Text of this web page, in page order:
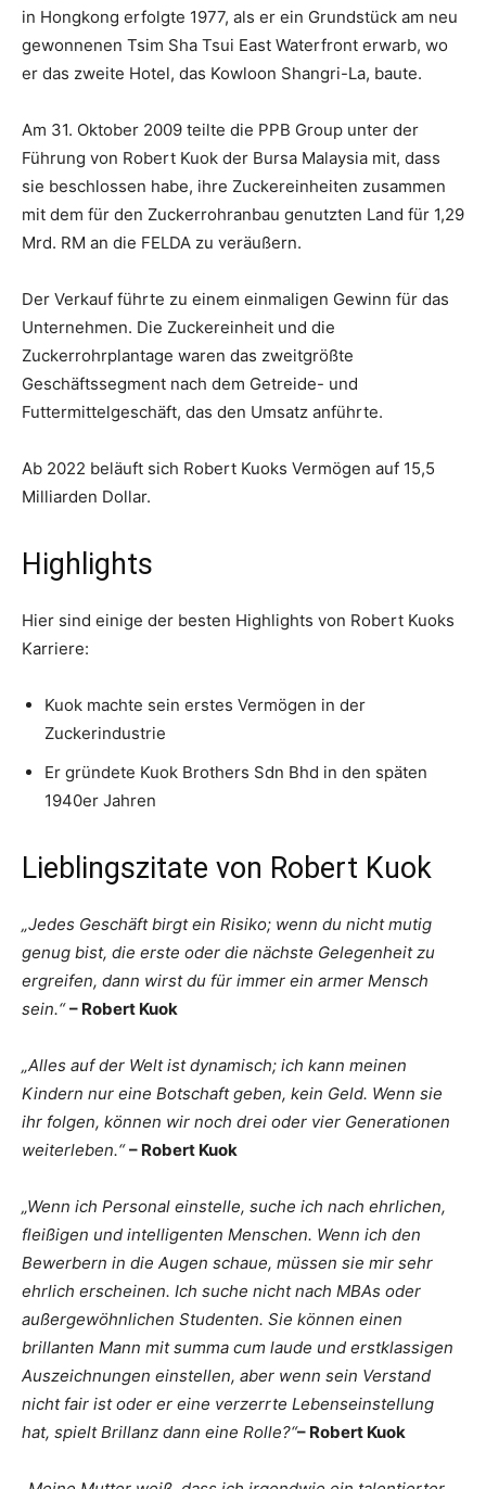
in Hongkong erfolgte 1977, als er ein Grundstück am neu
gewonnenen Tsim Sha Tsui East Waterfront erwarb, wo
er das zweite Hotel, das Kowloon Shangri-La, baute.
Am 31. Oktober 2009 teilte die PPB Group unter der
Führung von Robert Kuok der Bursa Malaysia mit, dass
sie beschlossen habe, ihre Zuckereinheiten zusammen
mit dem für den Zuckerrohranbau genutzten Land für 1,29
Mrd. RM an die FELDA zu veräußern.
Der Verkauf führte zu einem einmaligen Gewinn für das
Unternehmen. Die Zuckereinheit und die
Zuckerrohrplantage waren das zweitgrößte
Geschäftssegment nach dem Getreide- und
Futtermittelgeschäft, das den Umsatz anführte.
Ab 2022 beläuft sich Robert Kuoks Vermögen auf 15,5
Milliarden Dollar.
Highlights
Hier sind einige der besten Highlights von Robert Kuoks
Karriere:
Kuok machte sein erstes Vermögen in der
Zuckerindustrie
Er gründete Kuok Brothers Sdn Bhd in den späten
1940er Jahren
Lieblingszitate von Robert Kuok
„Jedes Geschäft birgt ein Risiko; wenn du nicht mutig
genug bist, die erste oder die nächste Gelegenheit zu
ergreifen, dann wirst du für immer ein armer Mensch
sein.“– Robert Kuok
„Alles auf der Welt ist dynamisch; ich kann meinen
Kindern nur eine Botschaft geben, kein Geld. Wenn sie
ihr folgen, können wir noch drei oder vier Generationen
weiterleben.“ – Robert Kuok
„Wenn ich Personal einstelle, suche ich nach ehrlichen,
fleißigen und intelligenten Menschen. Wenn ich den
Bewerbern in die Augen schaue, müssen sie mir sehr
ehrlich erscheinen. Ich suche nicht nach MBAs oder
außergewöhnlichen Studenten. Sie können einen
brillanten Mann mit summa cum laude und erstklassigen
Auszeichnungen einstellen, aber wenn sein Verstand
nicht fair ist oder er eine verzerrte Lebenseinstellung
hat, spielt Brillanz dann eine Rolle?“– Robert Kuok